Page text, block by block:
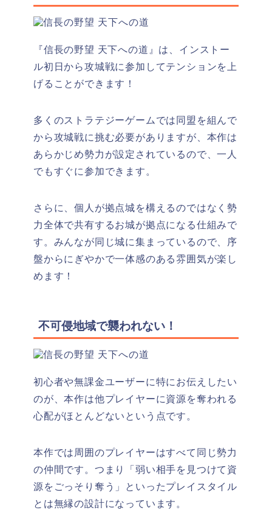
『信長の野望 天下への道』は、インストー
ル初日から攻城戦に参加してテンションを上
げることができます！
多くのストラテジーゲームでは同盟を組んで
から攻城戦に挑む必要がありますが、本作は
あらかじめ勢力が設定されているので、一人
でもすぐに参加できます。
さらに、個人が拠点城を構えるのではなく勢
力全体で共有するお城が拠点になる仕組みで
す。みんなが同じ城に集まっているので、序
盤からにぎやかで一体感のある雰囲気が楽し
めます！
不可侵地域で襲われない！
初心者や無課金ユーザーに特にお伝えしたい
のが、本作は他プレイヤーに資源を奪われる
心配がほとんどないという点です。
本作では周囲のプレイヤーはすべて同じ勢力
の仲間です。つまり「弱い相手を見つけて資
源をごっそり奪う」といったプレイスタイル
とは無縁の設計になっています。